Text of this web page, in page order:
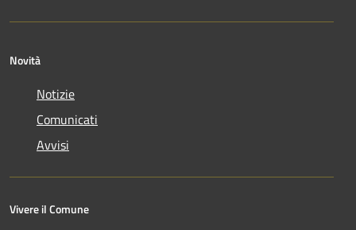
Novità
Notizie
Comunicati
Avvisi
Vivere il Comune